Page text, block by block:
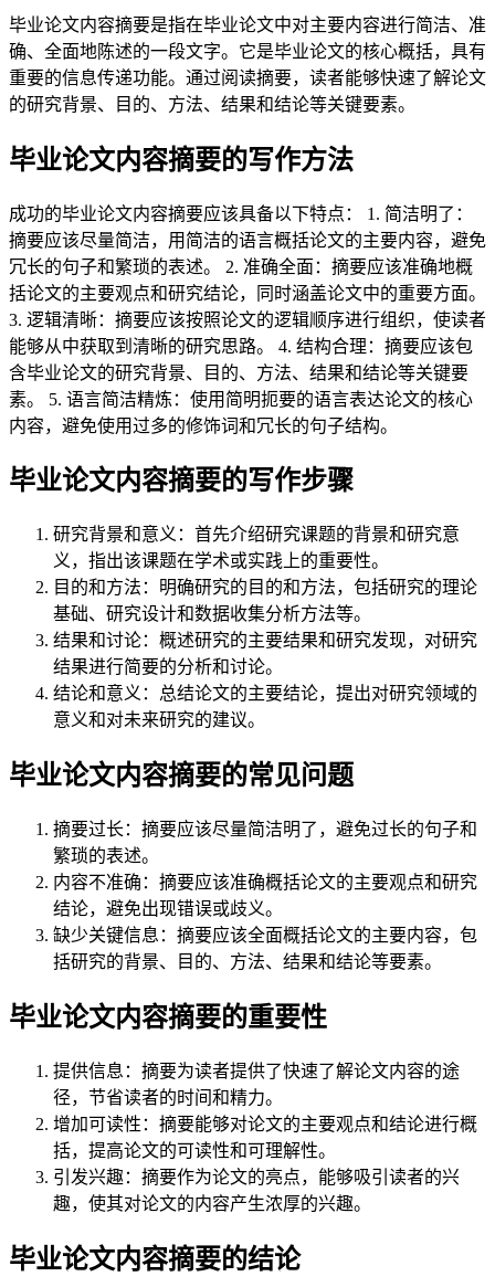
毕业论文内容摘要是指在毕业论文中对主要内容进行简洁、准
确、全面地陈述的一段文字。它是毕业论文的核心概括，具有
重要的信息传递功能。通过阅读摘要，读者能够快速了解论文
的研究背景、目的、方法、结果和结论等关键要素。
毕业论文内容摘要的写作方法
成功的毕业论文内容摘要应该具备以下特点： 1. 简洁明了：
摘要应该尽量简洁，用简洁的语言概括论文的主要内容，避免
冗长的句子和繁琐的表述。 2. 准确全面：摘要应该准确地概
括论文的主要观点和研究结论，同时涵盖论文中的重要方面。
3. 逻辑清晰：摘要应该按照论文的逻辑顺序进行组织，使读者
能够从中获取到清晰的研究思路。 4. 结构合理：摘要应该包
含毕业论文的研究背景、目的、方法、结果和结论等关键要
素。 5. 语言简洁精炼：使用简明扼要的语言表达论文的核心
内容，避免使用过多的修饰词和冗长的句子结构。
毕业论文内容摘要的写作步骤
研究背景和意义：首先介绍研究课题的背景和研究意
义，指出该课题在学术或实践上的重要性。
目的和方法：明确研究的目的和方法，包括研究的理论
基础、研究设计和数据收集分析方法等。
结果和讨论：概述研究的主要结果和研究发现，对研究
结果进行简要的分析和讨论。
结论和意义：总结论文的主要结论，提出对研究领域的
意义和对未来研究的建议。
毕业论文内容摘要的常见问题
摘要过长：摘要应该尽量简洁明了，避免过长的句子和
繁琐的表述。
内容不准确：摘要应该准确概括论文的主要观点和研究
结论，避免出现错误或歧义。
缺少关键信息：摘要应该全面概括论文的主要内容，包
括研究的背景、目的、方法、结果和结论等要素。
毕业论文内容摘要的重要性
提供信息：摘要为读者提供了快速了解论文内容的途
径，节省读者的时间和精力。
增加可读性：摘要能够对论文的主要观点和结论进行概
括，提高论文的可读性和可理解性。
引发兴趣：摘要作为论文的亮点，能够吸引读者的兴
趣，使其对论文的内容产生浓厚的兴趣。
毕业论文内容摘要的结论